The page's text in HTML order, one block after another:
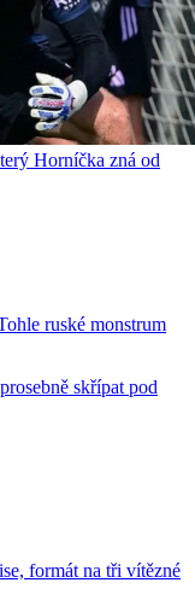
Horníčka zná od
ruské monstrum
skřípat pod
formát na tři vítězné